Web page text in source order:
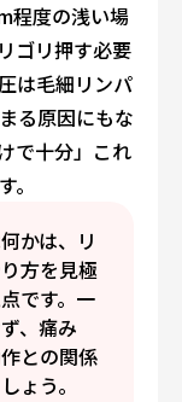
程度の浅い場
ゴリ押す必要
は毛細リンパ
る原因にもな
十分」――これ
かは、リ
方を見極
です。一
、痛み
との関係
ょう。